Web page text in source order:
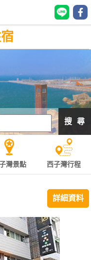
搜 尋
灣景點 西子灣行程
詳細資料